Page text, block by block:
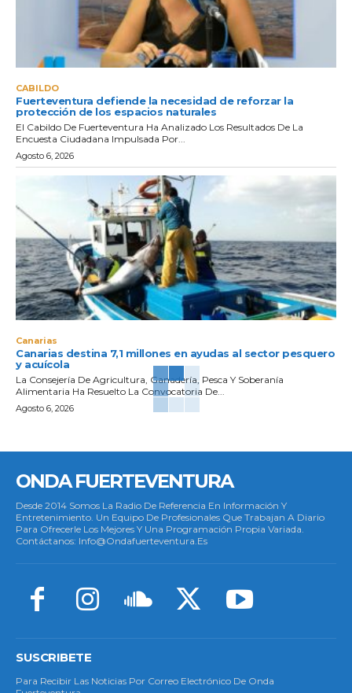
CABILDO
Fuerteventura defiende la necesidad de reforzar la
protección de los espacios naturales
El Cabildo De Fuerteventura Ha Analizado Los Resultados De La
Encuesta Ciudadana Impulsada Por...
Agosto 6, 2026
Canarias
Canarias destina 7,1 millones en ayudas al sector pesquero
y acuícola
La Consejería De Agricultura, Ganadería, Pesca Y Soberanía
Alimentaria Ha Resuelto La Convocatoria De...
Agosto 6, 2026
ONDA FUERTEVENTURA
Desde 2014 Somos La Radio De Referencia En Información Y
Entretenimiento. Un Equipo De Profesionales Que Trabajan A Diario
Para Ofrecerle Los Mejores Y Una Programación Propia Variada.
Contáctanos: Info@ondafuerteventura.es
SUSCRIBETE
Para Recibir Las Noticias Por Correo Electrónico De Onda